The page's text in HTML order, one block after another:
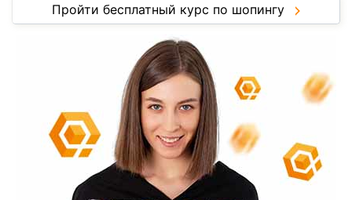
Пройти бесплатный курс по шопингу